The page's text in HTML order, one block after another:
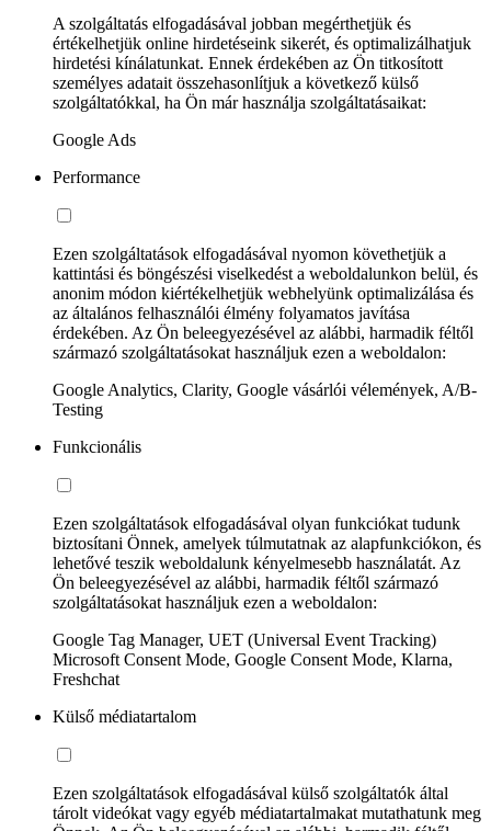
A szolgáltatás elfogadásával jobban megérthetjük és
értékelhetjük online hirdetéseink sikerét, és optimalizálhatjuk
hirdetési kínálatunkat. Ennek érdekében az Ön titkosított
személyes adatait összehasonlítjuk a következő külső
szolgáltatókkal, ha Ön már használja szolgáltatásaikat:
Google Ads
Performance
Ezen szolgáltatások elfogadásával nyomon követhetjük a
kattintási és böngészési viselkedést a weboldalunkon belül, és
anonim módon kiértékelhetjük webhelyünk optimalizálása és
az általános felhasználói élmény folyamatos javítása
érdekében. Az Ön beleegyezésével az alábbi, harmadik féltől
származó szolgáltatásokat használjuk ezen a weboldalon:
Google Analytics, Clarity, Google vásárlói vélemények, A/B-
Testing
Funkcionális
Ezen szolgáltatások elfogadásával olyan funkciókat tudunk
biztosítani Önnek, amelyek túlmutatnak az alapfunkciókon, és
lehetővé teszik weboldalunk kényelmesebb használatát. Az
Ön beleegyezésével az alábbi, harmadik féltől származó
szolgáltatásokat használjuk ezen a weboldalon:
Google Tag Manager, UET (Universal Event Tracking)
Microsoft Consent Mode, Google Consent Mode, Klarna,
Freshchat
Külső médiatartalom
Ezen szolgáltatások elfogadásával külső szolgáltatók által
tárolt videókat vagy egyéb médiatartalmakat mutathatunk meg